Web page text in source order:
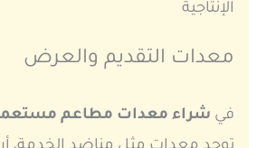
الإنتاجية
معدات التقديم والعرض
في شراء معدات مطاعم